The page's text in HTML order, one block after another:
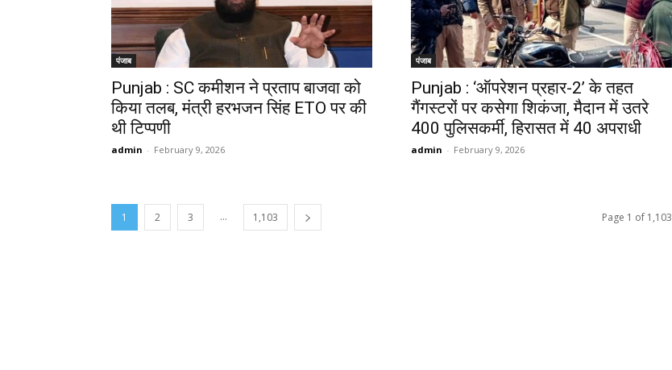
पंजाब
Punjab : SC कमीशन ने प्रताप बाजवा को
किया तलब, मंत्री हरभजन सिंह ETO पर की
थी टिप्पणी
admin - February 9, 2026
पंजाब
Punjab : ‘ऑपरेशन प्रहार-2’ के तहत
गैंगस्टरों पर कसेगा शिकंजा, मैदान में उतरे
400 पुलिसकर्मी, हिरासत में 40 अपराधी
admin - February 9, 2026
1 2 3 ... 1,103 Page 1 of 1,103